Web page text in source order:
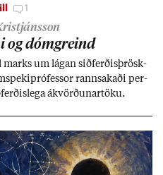
1
og dómgreind
um lág­an sið­ferð­is­þrösk­
rann­sak­aði per­
ákvörð­un­ar­töku.